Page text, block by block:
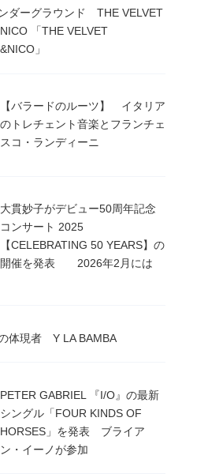
ダーグラウンド THE VELVET
「THE VELVET
」
【バラードのルーツ】 イタリア
のトレチェント音楽とフランチェ
スコ・ランディーニ
大貫妙子がデビュー50周年記念
コンサート 2025
【CELEBRATING 50 YEARS】の
開催を発表 2026年2月には
体現者 Y LA BAMBA
PETER GABRIEL 『I/O』の最新
シングル「FOUR KINDS OF
HORSES」を発表 ブライア
ン・イーノが参加